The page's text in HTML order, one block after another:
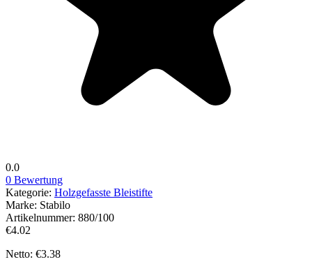
0.0
0 Bewertung
Kategorie: Holzgefasste Bleistifte
Marke: Stabilo
Artikelnummer: 880/100
€4.02
Netto: €3.38